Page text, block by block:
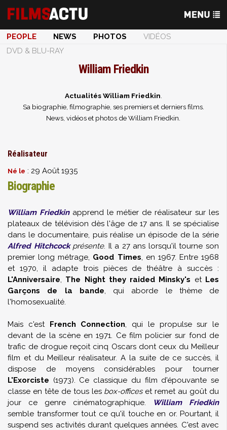
PEOPLE NEWS PHOTOS
VIDÉOS
DVD & BLU-RAY
William Friedkin
Actualités William Friedkin
Sa biographie, filmographie, ses premiers et derniers films.
News, vidéos et photos de William Friedkin.
Réalisateur
Né le : 29 Août 1935
Biographie
William Friedkinapprend le métier de réalisateur sur les
plateaux de télévision dès l'âge de 17 ans. Il se spécialise
dans le documentaire, puis réalise un épisode de la série
Alfred Hitchcockprésente. Il a 27 ans lorsqu'il tourne son
premier long métrage, Good Times, en 1967. Entre 1968
et 1970, il adapte trois pièces de théâtre à succès :
L'Anniversaire, The Night they raided Minsky's et Les
Garçons de la bande, qui aborde le thème de
l'homosexualité.
Mais c'est French Connection, qui le propulse sur le
devant de la scène en 1971. Ce film policier sur fond de
trafic de drogue reçoit cinq Oscars dont ceux du Meilleur
film et du Meilleur réalisateur. A la suite de ce succès, il
dispose de moyens considérables pour tourner
L'Exorciste (1973). Ce classique du film d'épouvante se
classe en tête de tous les box-officeset remet au goût du
jour ce genre cinématographique.
William Friedkin
semble transformer tout ce qu'il touche en or. Pourtant, il
suspend ses activités durant quelques années. C'est avec